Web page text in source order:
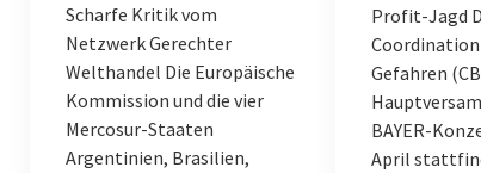
Scharfe Kritik vom
Netzwerk Gerechter
Welthandel Die Europäische
Kommission und die vier
Mercosur-Staaten
Argentinien, Brasilien,
Profit-Jagd
Coordination
Gefahren
BAYER-
April